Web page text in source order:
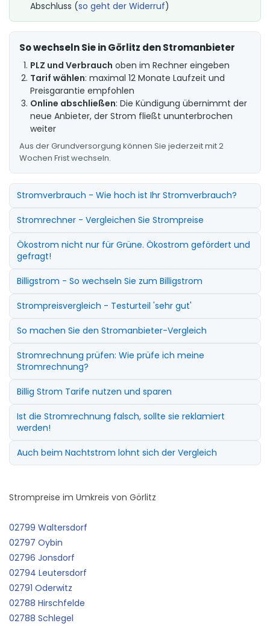
Abschluss (so geht der Widerruf)
So wechseln Sie in Görlitz den Stromanbieter
PLZ und Verbrauch oben im Rechner eingeben
Tarif wählen: maximal 12 Monate Laufzeit und
Preisgarantie empfohlen
Online abschließen: Die Kündigung übernimmt der
neue Anbieter, der Strom fließt ununterbrochen
weiter
Aus der Grundversorgung können Sie jederzeit mit 2
Wochen Frist wechseln.
Stromverbrauch - Wie hoch ist Ihr Stromverbrauch?
Stromrechner - Vergleichen Sie Strompreise
Ökostrom nicht nur für Grüne. Ökostrom gefördert und
gefragt!
Billigstrom - So wechseln Sie zum Billigstrom
Strompreisvergleich - Testurteil 'sehr gut'
So machen Sie den Stromanbieter-Vergleich
Stromrechnung prüfen: Wie prüfe ich meine
Stromrechnung?
Billig Strom Tarife nutzen und sparen
Ist die Stromrechnung falsch, sollte sie reklamiert
werden!
Auch beim Nachtstrom lohnt sich der Vergleich
Strompreise im Umkreis von Görlitz
02799 Waltersdorf
02797 Oybin
02796 Jonsdorf
02794 Leutersdorf
02791 Oderwitz
02788 Hirschfelde
02788 Schlegel